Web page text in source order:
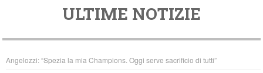
e
b
er
at
s
A
ULTIME NOTIZIE
Angelozzi: “Spezia la mia Champions. Oggi serve sacrificio di tutti”